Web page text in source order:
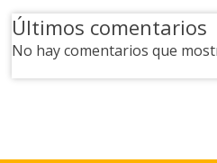
Últimos comentarios
No hay comentarios que